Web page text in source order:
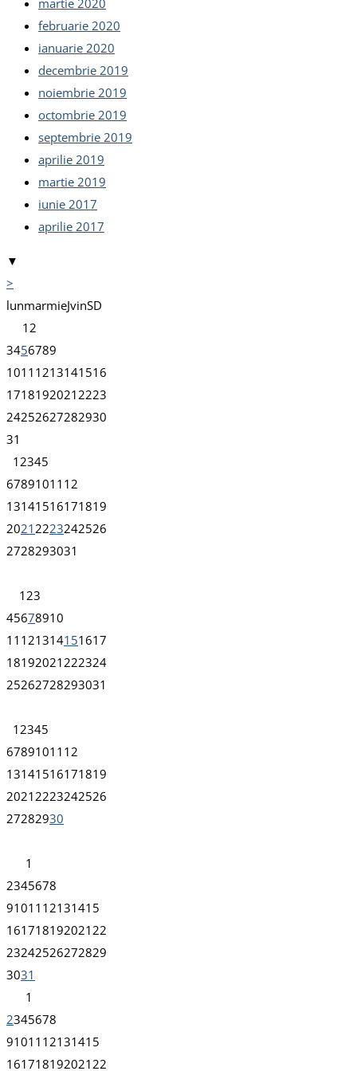
februarie 2020
ianuarie 2020
decembrie 2019
noiembrie 2019
octombrie 2019
septembrie 2019
aprilie 2019
martie 2019
iunie 2017
aprilie 2017
▼
>
lunmarmieJvinSD
1 2
3456789
1011 1213141516
1718192021 2223
24252627282930
31
1 2345
67891011 12
13141516171819
2021 2223242526
2728293031
1 23
45678910
11 121314151617
18192021 222324
25262728293031
1 2345
67891011 12
13141516171819
2021 2223242526
27282930
1
2345678
91011 12131415
161718192021 22
23242526272829
3031
1
2345678
91011 12131415
161718192021 22